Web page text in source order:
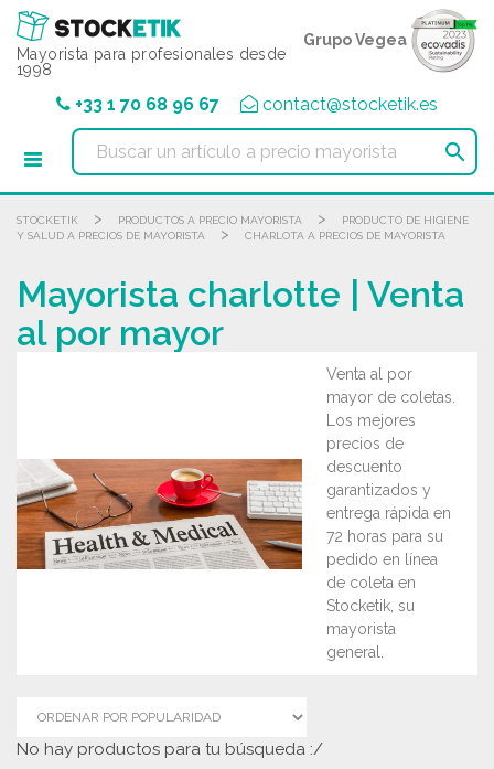
Mayorista para profesionales desde
1998
Grupo Vegea
+33 1 70 68 96 67 contact@stocketik.es

STOCKETIK > PRODUCTOS A PRECIO MAYORISTA >
PRODUCTO DE HIGIENE
Y SALUD A PRECIOS DE MAYORISTA
> CHARLOTA A PRECIOS DE MAYORISTA
Mayorista charlotte | Venta
al por mayor
Venta al por
mayor de coletas.
Los mejores
precios de
descuento
garantizados y
entrega rápida en
72 horas para su
pedido en línea
de coleta en
Stocketik, su
mayorista
general.
No hay productos para tu búsqueda :/
Panel de gestión de cookies